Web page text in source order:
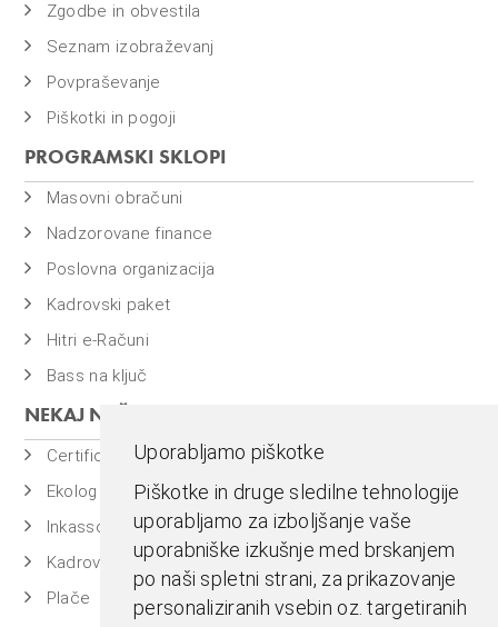
Uporabljamo piškotke
Piškotke in druge sledilne tehnologije
uporabljamo za izboljšanje vaše
uporabniške izkušnje med brskanjem
po naši spletni strani, za prikazovanje
personaliziranih vsebin oz. targetiranih
Zgodbe in obvestila
Seznam izobraževanj
Povpraševanje
Piškotki in pogoji
PROGRAMSKI SKLOPI
Masovni obračuni
Nadzorovane finance
Poslovna organizacija
Kadrovski paket
Hitri e-Računi
Bass na ključ
NEKAJ NAŠIH PROGRAMOV
Certificiran BASSDMS
Ekolog
Inkasso
Kadrovska evidenca
Plače